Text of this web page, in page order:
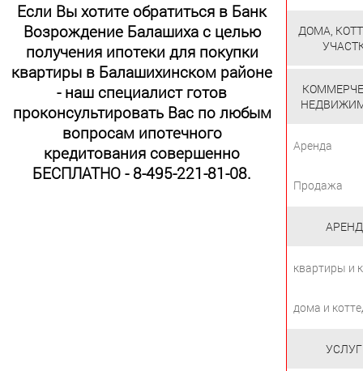
Если Вы хотите обратиться в Банк
Возрождение Балашиха с целью
получения ипотеки для покупки
квартиры в Балашихинском районе
- наш специалист готов
проконсультировать Вас по любым
вопросам ипотечного
кредитования совершенно
БЕСПЛАТНО - 8-495-221-81-08.
ДОМА,
Аренда
Продажа
квартиры и
дома и